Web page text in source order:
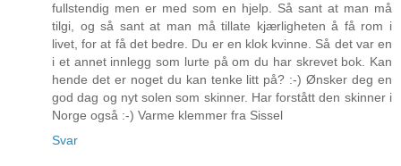
fullstendig men er med som en hjelp. Så sant at man må
tilgi, og så sant at man må tillate kjærligheten å få rom i
livet, for at få det bedre. Du er en klok kvinne. Så det var en
i et annet innlegg som lurte på om du har skrevet bok. Kan
hende det er noget du kan tenke litt på? :-) Ønsker deg en
god dag og nyt solen som skinner. Har forstått den skinner i
Norge også :-) Varme klemmer fra Sissel
Svar